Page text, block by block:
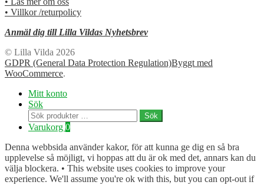
• Villkor /returpolicy
Anmäl dig till Lilla Vildas Nyhetsbrev
© Lilla Vilda 2026
GDPR (General Data Protection Regulation)Byggt med
WooCommerce.
Mitt konto
Sök
Sök
efter:
Sök
Varukorg 0
Denna webbsida använder kakor, för att kunna ge dig en så bra
upplevelse så möjligt, vi hoppas att du är ok med det, annars kan du
välja blockera. • This website uses cookies to improve your
experience. We'll assume you're ok with this, but you can opt-out if